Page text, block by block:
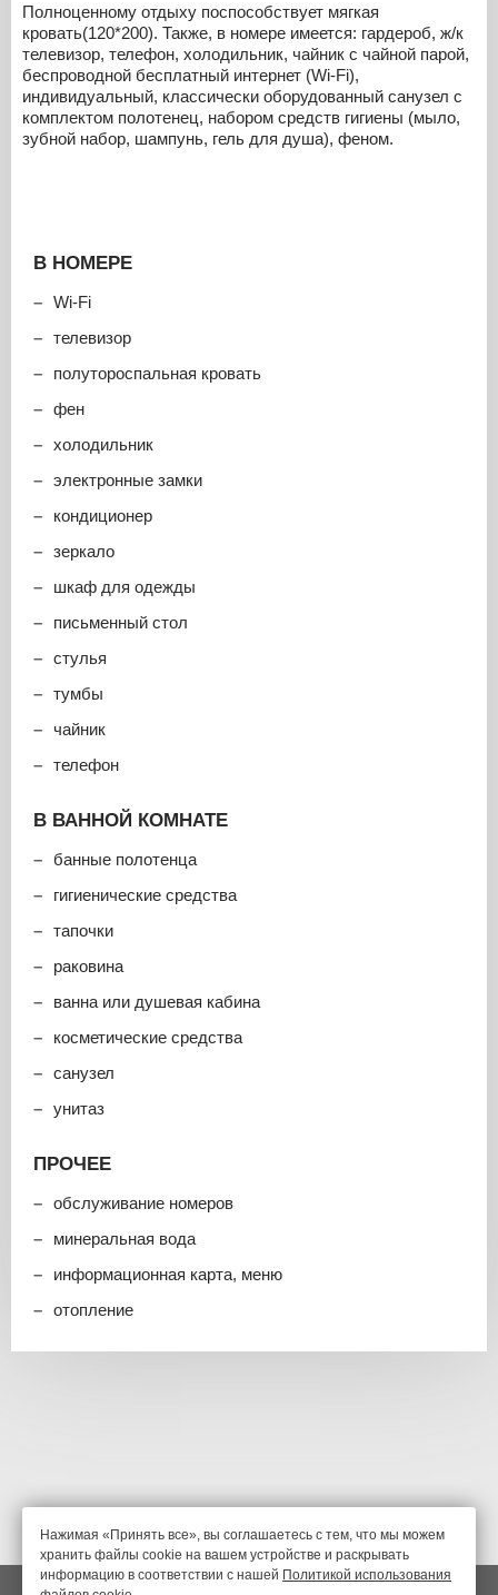
Нажимая «Принять все», вы соглашаетесь с тем, что мы можем
хранить файлы cookie на вашем устройстве и раскрывать
информацию в соответствии с нашей Политикой использования
Полноценному отдыху поспособствует мягкая
кровать(120*200). Также, в номере имеется: гардероб, ж/к
телевизор, телефон, холодильник, чайник с чайной парой,
беспроводной бесплатный интернет (Wi-Fi),
индивидуальный, классически оборудованный санузел с
комплектом полотенец, набором средств гигиены (мыло,
зубной набор, шампунь, гель для душа), феном.
В НОМЕРЕ
Wi-Fi
телевизор
полутороспальная кровать
фен
холодильник
электронные замки
кондиционер
зеркало
шкаф для одежды
письменный стол
стулья
тумбы
чайник
телефон
В ВАННОЙ КОМНАТЕ
банные полотенца
гигиенические средства
тапочки
раковина
ванна или душевая кабина
косметические средства
санузел
унитаз
ПРОЧЕЕ
обслуживание номеров
минеральная вода
информационная карта, меню
отопление